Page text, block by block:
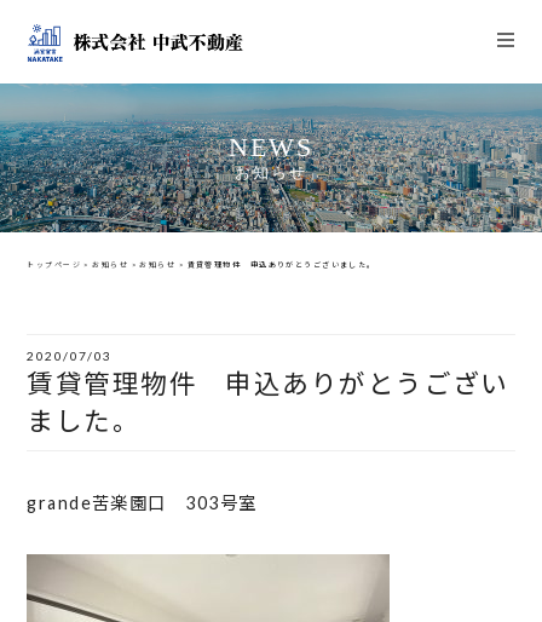
NEWS
お知らせ
トップページ >お知らせ >お知らせ > 賃貸管理物件 申込ありがとうございました。
2020/07/03
賃貸管理物件 申込ありがとうござい
ました。
grande苦楽園口 303号室